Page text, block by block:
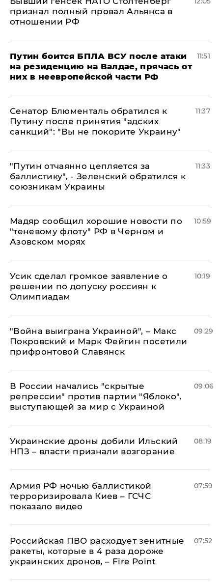
признал полный провал Альянса в
отношении РФ
Путин боится БПЛА ВСУ после атаки
на резиденцию на Валдае, прячась от
них в неевропейской части РФ
11:51
Сенатор Блюменталь обратился к
Путину после принятия "адских
санкций": "Вы не покорите Украину"
11:37
"Путин отчаянно цепляется за
баллистику", - Зеленский обратился к
союзникам Украины
11:33
Мадяр сообщил хорошие новости по
"теневому флоту" РФ в Черном и
Азовском морях
10:59
Усик сделал громкое заявление о
решении по допуску россиян к
Олимпиадам
10:19
"Война выиграна Украиной", – Макс
Покровский и Марк Фейгин посетили
прифронтовой Славянск
09:29
В России начались "скрытые
репрессии" против партии "Яблоко",
выступающей за мир с Украиной
09:06
Украинские дроны добили Ильский
НПЗ – власти признали возгорание
08:19
Армия РФ ночью баллистикой
терроризировала Киев – ГСЧС
показало видео
07:59
Российская ПВО расходует зенитные
ракеты, которые в 4 раза дороже
украинских дронов, – Fire Point
07:52